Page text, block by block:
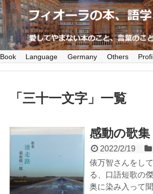
愛してやまない本のこと、言葉のこと、
Book Language Germany Others
「 三十一文字 」 一覧
感動の歌
2022/2/19
俵万智さんをし
る、口語短歌の
奥に染み入って